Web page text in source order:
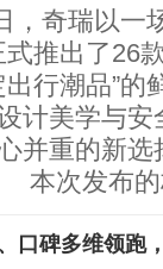
奇瑞以一场
式推出了26
出行潮品”的
计美学与
心并重的
次发布的
口碑多维领跑